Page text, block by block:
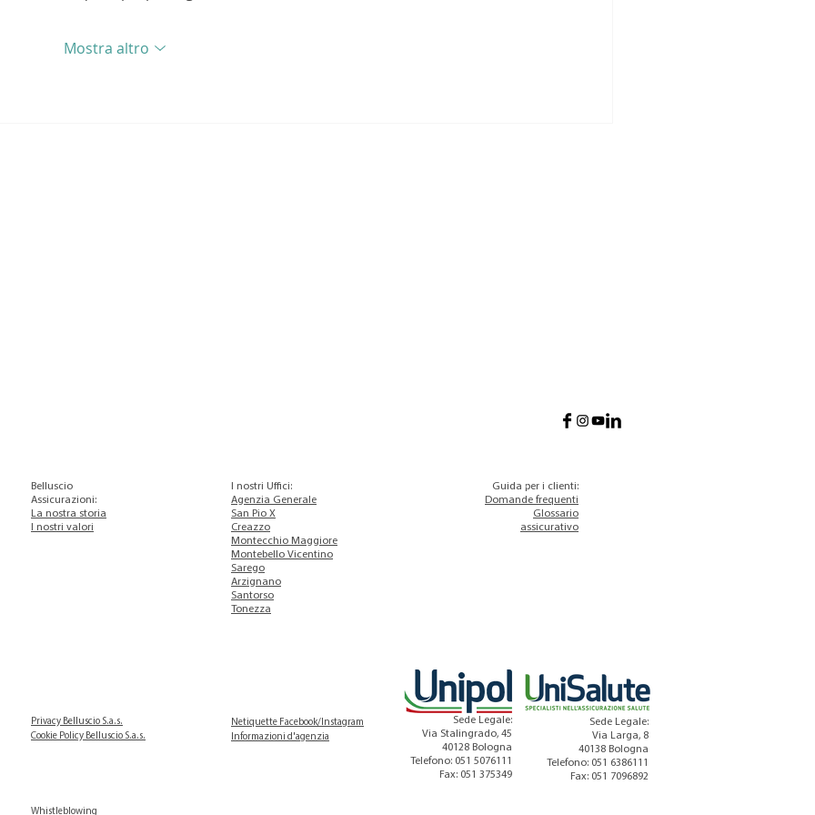
Mostra altro
Belluscio
Assicurazioni:
La nostra storia
I nostri valori
I nostri Uffici:
Agenzia Generale
San Pio X
Creazzo
Montecchio Maggiore
Montebello Vicentino
Sarego
Arzignano
Santorso
Tonezza
Guida per i clienti:
Domande frequenti
Glossario
assicurativo
Privacy Belluscio S.a.s.
Cookie Policy Belluscio S.a.s.
Netiquette Facebook/Instagram
Informazioni d'agenzia
Sede Legale:
Via Stalingrado, 45
40128 Bologna
Telefono: 051 5076111
Fax: 051 375349
Sede Legale:
Via Larga, 8
40138 Bologna
Telefono: 051 6386111
Fax: 051 7096892
Whistleblowing